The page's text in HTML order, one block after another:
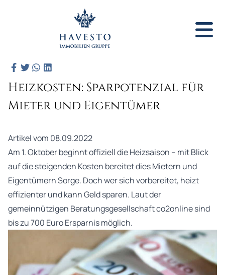
Heizkosten: Sparpotenzial für
Mieter und Eigentümer
Artikel vom 08.09.2022
Am 1. Oktober beginnt offiziell die Heizsaison – mit Blick
auf die steigenden Kosten bereitet dies Mietern und
Eigentümern Sorge. Doch wer sich vorbereitet, heizt
effizienter und kann Geld sparen. Laut der
gemeinnützigen Beratungsgesellschaft co2online sind
bis zu 700 Euro Ersparnis möglich.